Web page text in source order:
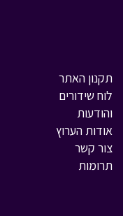
תקנון האתר
לוח שידורים
והודעות
אודות הערוץ
צור קשר
תרומות